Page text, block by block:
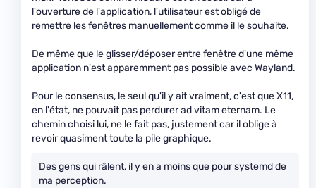
l'ouverture de l'application, l'utilisateur est obligé de
remettre les fenêtres manuellement comme il le souhaite.
De même que le glisser/déposer entre fenêtre d'une même
application n'est apparemment pas possible avec Wayland.
Pour le consensus, le seul qu'il y ait vraiment, c'est que X11,
en l'état, ne pouvait pas perdurer ad vitam eternam. Le
chemin choisi lui, ne le fait pas, justement car il oblige à
revoir quasiment toute la pile graphique.
Des gens qui râlent, il y en a moins que pour systemd de
ma perception.